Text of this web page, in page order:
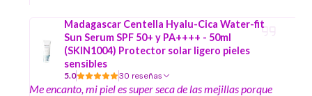
Madagascar Centella Hyalu-Cica Water-fit
Sun Serum SPF 50+ y PA++++ - 50ml
(SKIN1004) Protector solar ligero pieles
sensibles
5.0 30 reseñas
Me encanto, mi piel es super seca de las mejillas porque